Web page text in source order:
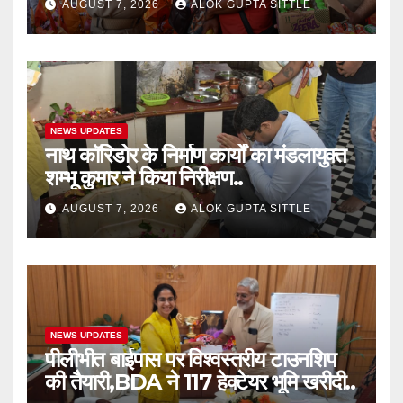
AUGUST 7, 2026 ALOK GUPTA SITTLE
NEWS UPDATES
नाथ कॉरिडोर के निर्माण कार्यों का मंडलायुक्त
शम्भू कुमार ने किया निरीक्षण..
AUGUST 7, 2026 ALOK GUPTA SITTLE
NEWS UPDATES
पीलीभीत बाईपास पर विश्वस्तरीय टाउनशिप
की तैयारी,BDA ने 117 हेक्टेयर भूमि खरीदी..